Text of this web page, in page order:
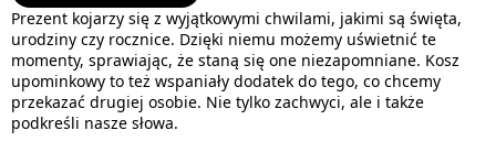
Prezent kojarzy się z wyjątkowymi chwilami, jakimi są święta,
urodziny czy rocznice. Dzięki niemu możemy uświetnić te
momenty, sprawiając, że staną się one niezapomniane. Kosz
upominkowy to też wspaniały dodatek do tego, co chcemy
przekazać drugiej osobie. Nie tylko zachwyci, ale i także
podkreśli nasze słowa.